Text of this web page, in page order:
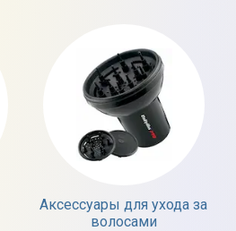
Аксессуары для ухода за
волосами